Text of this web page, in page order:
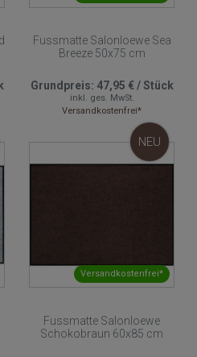
Fussmatte Salonloewe Sea
Breeze 50x75 cm
Grundpreis: 47,95 €/Stück
inkl. ges. MwSt.
Versandkostenfrei*
Versandkostenfrei*
NEU
Fussmatte Salonloewe
Schokobraun 60x85 cm